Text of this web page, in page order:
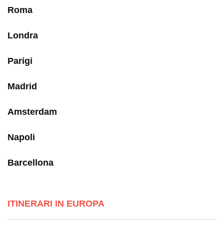
Roma
Londra
Parigi
Madrid
Amsterdam
Napoli
Barcellona
ITINERARI IN EUROPA